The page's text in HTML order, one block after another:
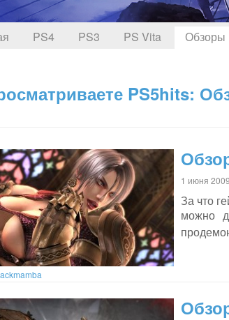
PS4 PS3 PS Vita Обзоры
PS5hits:
1 июня 2009
За что
можно